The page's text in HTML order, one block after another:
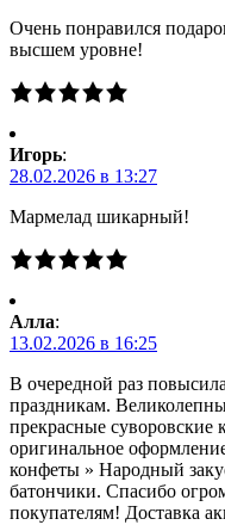
Очень понравился
высшем уровне!
Игорь:
28.02.2026 в 13:27
Мармелад шикарный!
Алла:
13.02.2026 в 16:25
В очередной раз
праздникам.
прекрасные
оригинальное
конфеты » Народный
батончики. Спасибо
покупателям! Доставка